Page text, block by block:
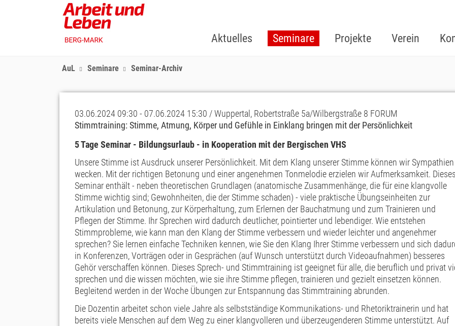
Aktuelles Seminare Projekte Verein
AuL Seminare Seminar-Archiv
03.06.2024 09:30 - 07.06.2024 15:30 / Wuppertal, Robertstraße 5a/Wilbergstraße 8 FORUM
Stimmtraining: Stimme, Atmung, Körper und Gefühle in Einklang bringen mit der Persönlichkeit
5 Tage Seminar - Bildungsurlaub - in Kooperation mit der Bergischen VHS
Unsere Stimme ist Ausdruck unserer Persönlichkeit. Mit dem Klang unserer Stimme können wir Sympathien
wecken. Mit der richtigen Betonung und einer angenehmen Tonmelodie erzielen wir Aufmerksamkeit. Dieses
Seminar enthält - neben theoretischen Grundlagen (anatomische Zusammenhänge, die für eine klangvolle
Stimme wichtig sind; Gewohnheiten, die der Stimme schaden) - viele praktische Übungseinheiten zur
Artikulation und Betonung, zur Körperhaltung, zum Erlernen der Bauchatmung und zum Trainieren und
Pflegen der Stimme. Ihr Sprechen wird dadurch deutlicher, pointierter und lebendiger. Wie entstehen
Stimmprobleme, wie kann man den Klang der Stimme verbessern und wieder leichter und angenehmer
sprechen? Sie lernen einfache Techniken kennen, wie Sie den Klang Ihrer Stimme verbessern und sich
in Konferenzen, Vorträgen oder in Gesprächen (auf Wunsch unterstützt durch Videoaufnahmen) besseres
Gehör verschaffen können. Dieses Sprech- und Stimmtraining ist geeignet für alle, die beruflich und privat
sprechen und die wissen möchten, wie sie ihre Stimme pflegen, trainieren und gezielt einsetzen können.
Begleitend werden in der Woche Übungen zur Entspannung das Stimmtraining abrunden.
Die Dozentin arbeitet schon viele Jahre als selbstständige Kommunikations- und Rhetoriktrainerin und hat
bereits viele Menschen auf dem Weg zu einer klangvolleren und überzeugenderen Stimme unterstützt. Auf